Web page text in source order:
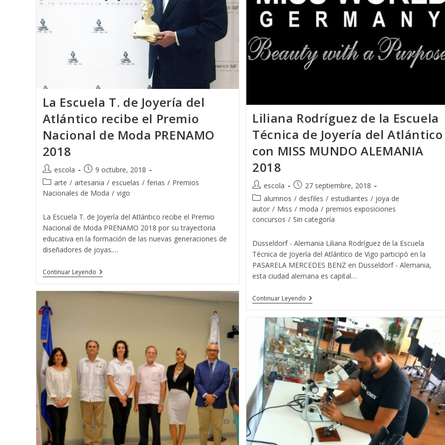
Todos
Los
Países
Profesionales
La Escuela T. de Joyería del
Atlántico recibe el Premio
Nacional de Moda PRENAMO
2018
Autor
de
la
escola
Publicación
de
la
9 octubre, 2018
Categoría
de
entrada:
arte / artesania / escuelas / ferias / Premios
Nacionales de Moda / vigo
La Escuela T. de Joyería del Atlántico recibe el Premio
Nacional de Moda PRENAMO 2018 por su trayectoria
educativa en la formación de las nuevas generaciones de
diseñadores de joyas.…
Continuar LeyendoLa
Escuela
De
Premio
Nacional
De
Moda
PRENAMO
2018
Liliana Rodríguez de la Escuela
Técnica de Joyería del Atlántico
con MISS MUNDO ALEMANIA
2018
Autor
de
la
entrada:
escola
Publicación
de
la
entrada:
27 septiembre, 2018
Categoría
de
la
alumnos / desfiles / estudiantes / joya de
autor / Miss / moda / premios exposiciones
concursos / Sin categoría
Düsseldorf - Alemania Liliana Rodríguez de la Escuela
Técnica de Joyería del Atlántico de Vigo participó en la
PASARELA MERCEDES BENZ en Düsseldorf - Alemania,
esta ciudad alemana es capital…
Continuar Leyendo Liliana
Rodríguez
La
Escuela
Técnica
De
Joyería
Del
Atlántico
Con
MISS
MUNDO
ALEMANIA
2018